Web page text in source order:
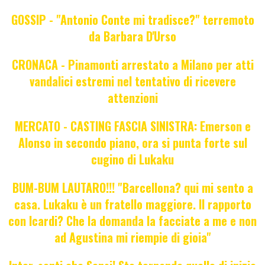
GOSSIP - "Antonio Conte mi tradisce?" terremoto
da Barbara D'Urso
CRONACA - Pinamonti arrestato a Milano per atti
vandalici estremi nel tentativo di ricevere
attenzioni
MERCATO - CASTING FASCIA SINISTRA: Emerson e
Alonso in secondo piano, ora si punta forte sul
cugino di Lukaku
BUM-BUM LAUTARO!!! "Barcellona? qui mi sento a
casa. Lukaku è un fratello maggiore. Il rapporto
con Icardi? Che la domanda la facciate a me e non
ad Agustina mi riempie di gioia"